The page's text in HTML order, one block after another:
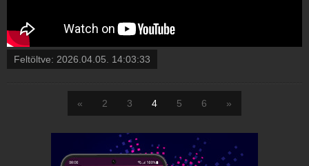
Feltöltve: 2026.04.05. 14:03:33
« 2 3 4 5 6 »